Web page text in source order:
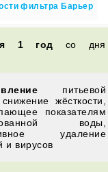
фильтра Барьер
1 год со дня
питьевой
жёсткости,
показателям
воды,
удаление
и вирусов